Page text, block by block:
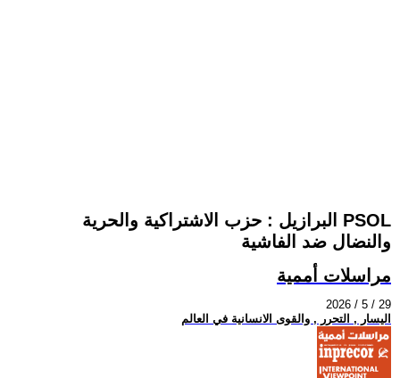
البرازيل : حزب الاشتراكية والحرية PSOL
والنضال ضد الفاشية
مراسلات أممية
2026 / 5 / 29
اليسار , التحرر , والقوى الانسانية في العالم